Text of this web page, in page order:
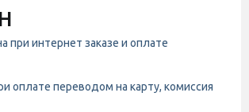
при интернет заказе и оплате
оплате переводом на карту, комиссия